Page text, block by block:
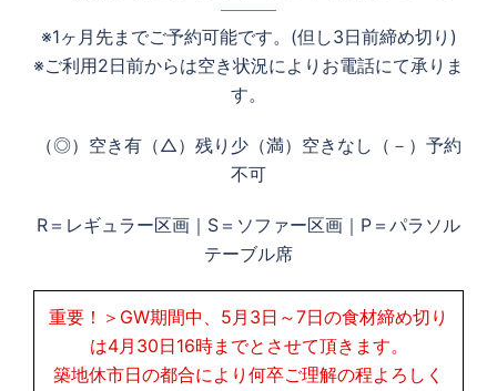
※1ヶ月先までご予約可能です。(但し3日前締め切り)
※ご利用2日前からは空き状況によりお電話にて承りま
す。
（◎）空き有（△）残り少（満）空きなし（－）予約
不可
R＝レギュラー区画｜S＝ソファー区画｜P＝パラソル
テーブル席
重要！＞GW期間中、5月3日～7日の食材締め切り
は4月30日16時までとさせて頂きます。
築地休市日の都合により何卒ご理解の程よろしく